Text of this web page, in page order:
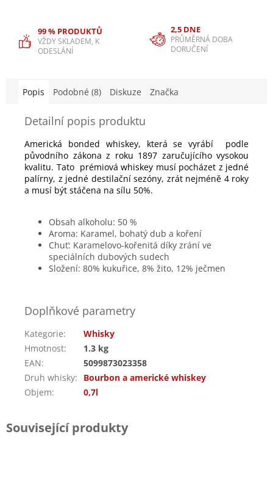
99 % PRODUKTŮ
VŽDY SKLADEM, K
ODESLÁNÍ
2,5 DNE
PRŮMĚRNÁ DOBA
DORUČENÍ
Popis Podobné (8) Diskuze Značka
Detailní popis produktu
Americká bonded whiskey, která se vyrábí podle
původního zákona z roku 1897 zaručujícího vysokou
kvalitu. Tato prémiová whiskey musí pocházet z jedné
palírny, z jedné destilační sezóny, zrát nejméně 4 roky
a musí být stáčena na sílu 50%.
Obsah alkoholu: 50 %
Aroma: Karamel, bohatý dub a koření
Chuť: Karamelovo-kořenitá díky zrání ve
speciálních dubových sudech
Složení: 80% kukuřice, 8% žito, 12% ječmen
Doplňkové parametry
Kategorie:
Whisky
Hmotnost:
1.3 kg
EAN:
5099873023358
Druh whisky:
Bourbon a americké whiskey
Objem: 0,7l
Související produkty